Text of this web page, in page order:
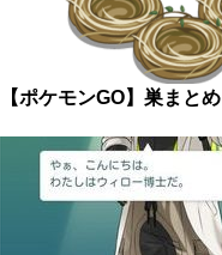
【ポケモンGO】巣まとめ